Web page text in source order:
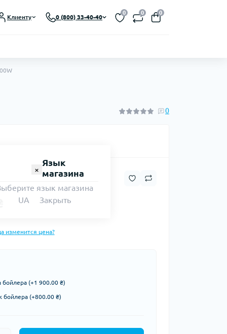
Клиенту 0 (800) 33-40-40
0 0 0
0
изменится цена?
бойлера (+1 900.00 ₴)
бойлера (+800.00 ₴)
×
Язык
магазина
язык магазина
UA
Закрыть